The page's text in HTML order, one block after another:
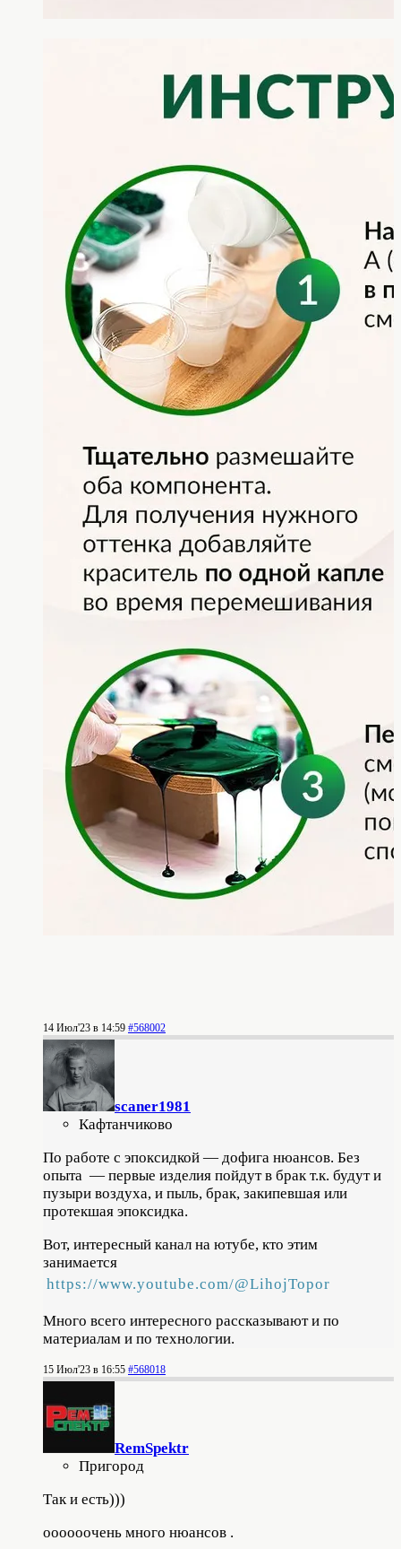
14 Июл'23 в 14:59 #568002
scaner1981
Кафтанчиково
По работе с эпоксидкой — дофига нюансов. Без
опыта — первые изделия пойдут в брак т.к. будут и
пузыри воздуха, и пыль, брак, закипевшая или
протекшая эпоксидка.
Вот, интересный канал на ютубе, кто этим
занимается
https://www.youtube.com/@LihojTopor
Много всего интересного рассказывают и по
материалам и по технологии.
15 Июл'23 в 16:55 #568018
RemSpektr
Пригород
Так и есть)))
оооооочень много нюансов .